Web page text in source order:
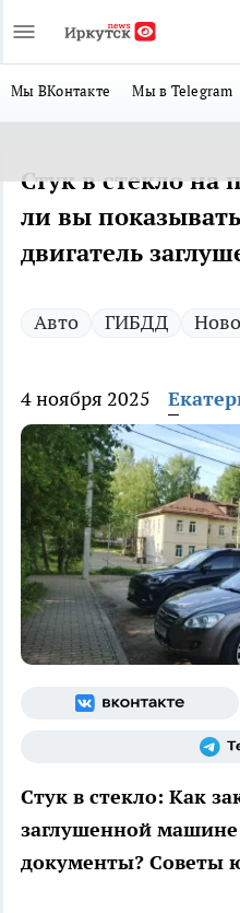
Мы ВКонтакте Мы в Telegram
Стук в стекло на
ли вы
двигатель
Авто ГИБДД
4 ноября 2025
Стук в стекло: Как
заглушенной
документы? Советы